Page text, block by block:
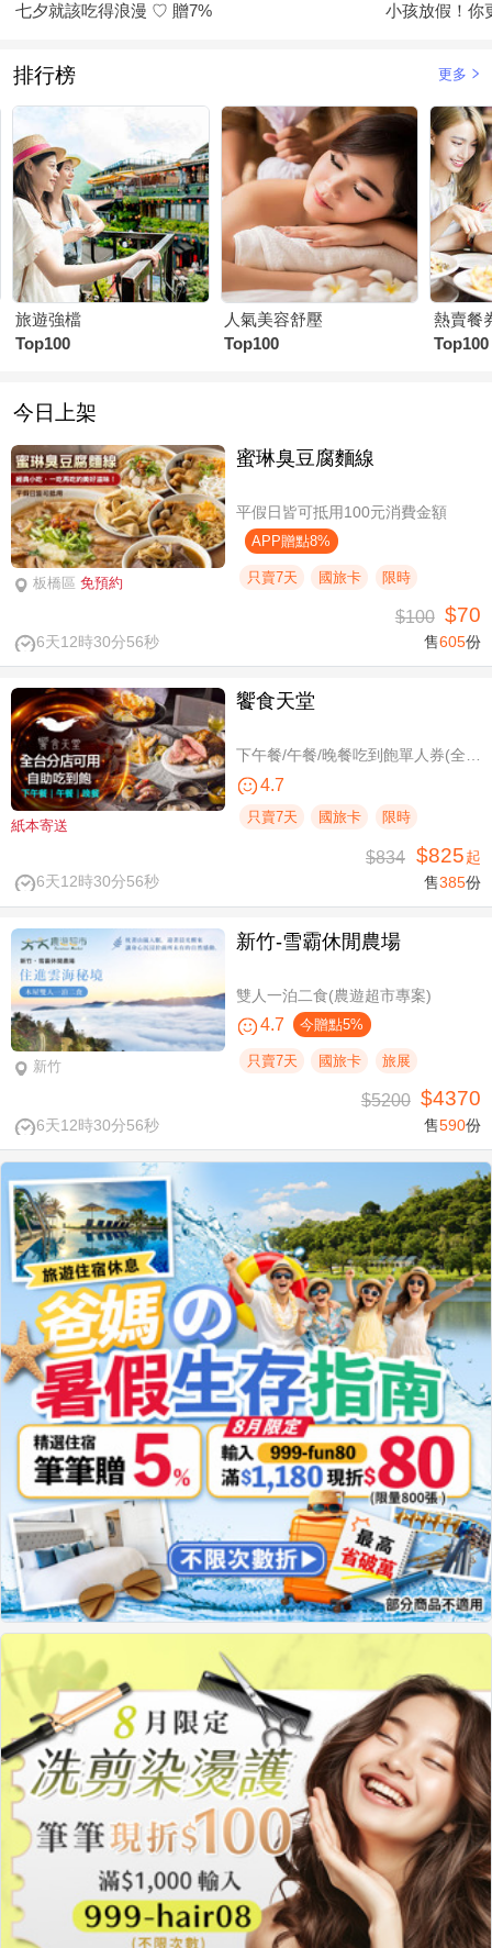
七夕就該吃得浪漫 ♡ 贈7% 小孩放假！你
排行榜 更多
旅遊強檔
Top100
人氣美容舒壓
Top100
熱賣餐
Top100
今日上架
板橋區 免預約
蜜琳臭豆腐麵線
平假日皆可抵用100元消費金額
APP贈點8%
只賣7天 國旅卡 限時
6天12時30分54秒
$100 $70
售605份
紙本寄送
饗食天堂
下午餐/午餐/晚餐吃到飽單人券(全台分店可用)
4.7
只賣7天 國旅卡 限時
6天12時30分54秒
$834 $825起
售385份
新竹
新竹-雪霸休閒農場
雙人一泊二食(農遊超市專案)
4.7 今贈點5%
只賣7天 國旅卡 旅展
6天12時30分54秒
$5200 $4370
售590份